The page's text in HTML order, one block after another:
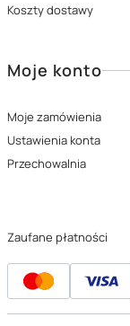
Koszty dostawy
Moje konto
Moje zamówienia
Ustawienia konta
Przechowalnia
Zaufane płatności